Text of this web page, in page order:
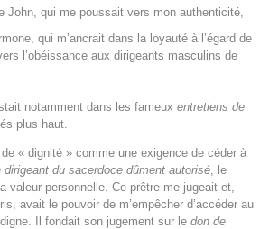
John, qui me poussait vers mon authenticité,
qui m’ancrait dans la loyauté à l’égard de
l’obéissance aux dirigeants masculins de
notamment dans les fameux entretiens de
plus haut.
« dignité » comme une exigence de céder à
dirigeant du sacerdoce dûment autorisé , le
valeur personnelle. Ce prêtre me jugeait et,
avait le pouvoir de m’empêcher d’accéder au
Il fondait son jugement sur le don de